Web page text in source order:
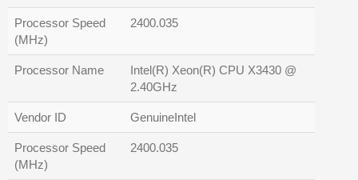
Processor Speed
(MHz)
2400.035
Processor Name
Intel(R) Xeon(R) CPU X3430 @
2.40GHz
Vendor ID GenuineIntel
Processor Speed
(MHz)
2400.035